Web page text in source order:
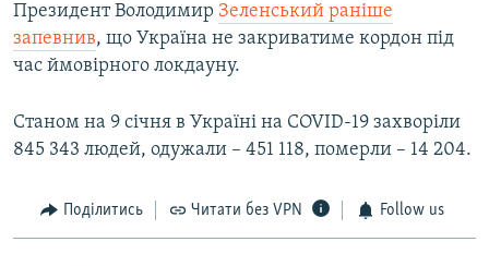
Президент Володимир Зеленський раніше
запевнив, що Україна не закриватиме кордон під
час ймовірного локдауну.
Станом на 9 січня в Україні на COVID-19 захворіли
845 343 людей, одужали – 451 118, померли – 14 204.
Поділитись Читати без VPN Follow us